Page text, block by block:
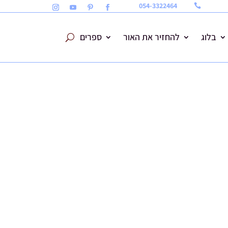

054-3322464
בלוג להחזיר את האור ספרים